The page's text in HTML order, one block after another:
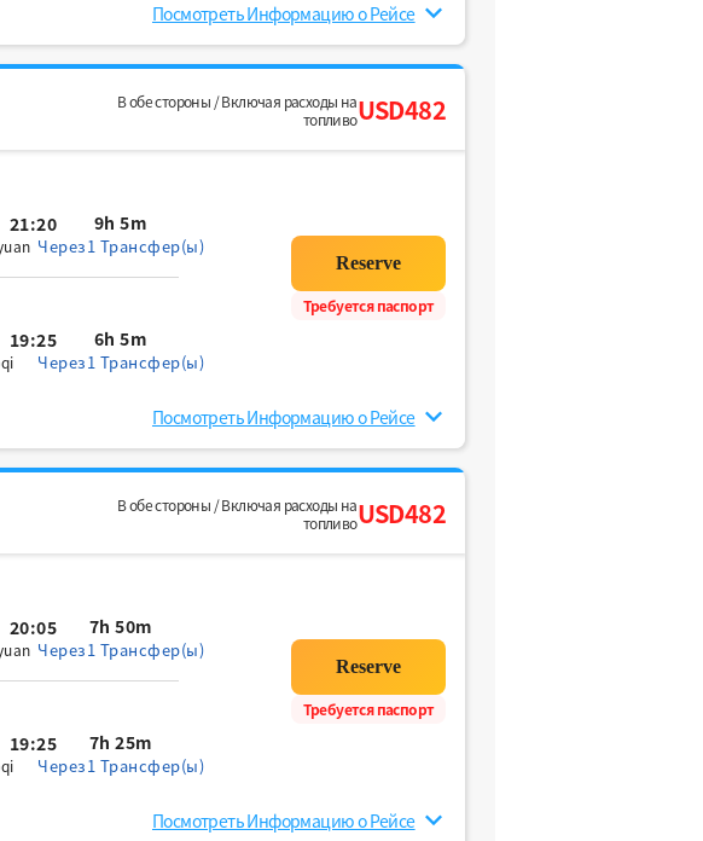
Посмотреть Информацию о Рейсе
В обе стороны / Включая расходы на
топливоUSD482
21:20 9h 5m
Через1 Трансфер(ы)
19:25 6h 5m
Через1 Трансфер(ы)
Требуется паспорт
Посмотреть Информацию о Рейсе
В обе стороны / Включая расходы на
топливоUSD482
20:05 7h 50m
Через1 Трансфер(ы)
19:25 7h 25m
Через1 Трансфер(ы)
Требуется паспорт
Посмотреть Информацию о Рейсе